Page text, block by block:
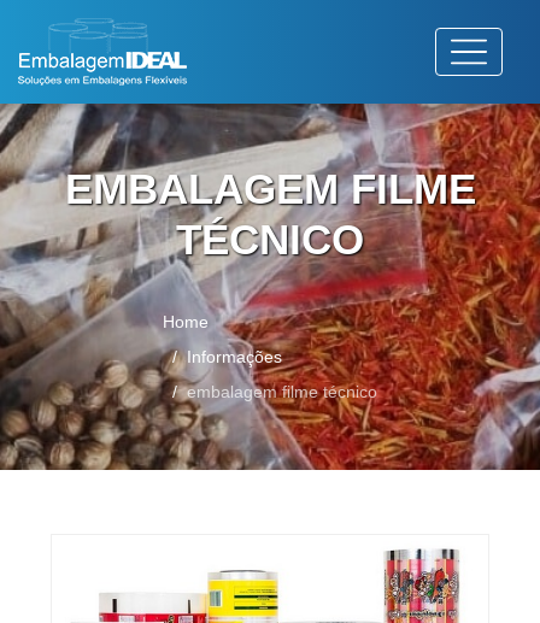
EMBALAGEM FILME
TÉCNICO
Home
Informações
embalagem filme técnico